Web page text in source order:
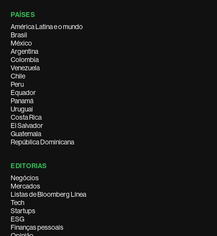
PAÍSES
América Latina e o mundo
Brasil
México
Argentina
Colombia
Venezuela
Chile
Peru
Equador
Panamá
Uruguai
Costa Rica
El Salvador
Guatemala
República Dominicana
EDITORIAS
Negócios
Mercados
Listas de Bloomberg Línea
Tech
Startups
ESG
Finanças pessoais